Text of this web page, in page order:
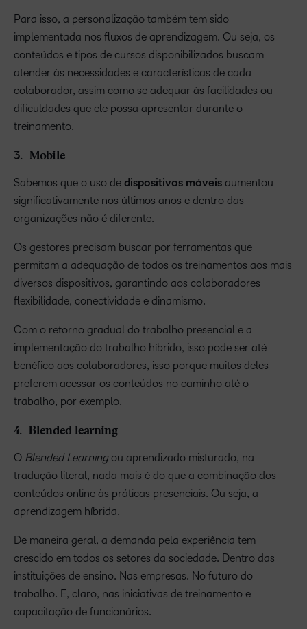
Para isso, a personalização também tem sido
implementada nos fluxos de aprendizagem. Ou seja, os
conteúdos e tipos de cursos disponibilizados buscam
atender às necessidades e características de cada
colaborador, assim como se adequar às facilidades ou
dificuldades que ele possa apresentar durante o
treinamento.
3. Mobile
Sabemos que o uso de dispositivos móveis aumentou
significativamente nos últimos anos e dentro das
organizações não é diferente.
Os gestores precisam buscar por ferramentas que
permitam a adequação de todos os treinamentos aos mais
diversos dispositivos, garantindo aos colaboradores
flexibilidade, conectividade e dinamismo.
Com o retorno gradual do trabalho presencial e a
implementação do trabalho híbrido, isso pode ser até
benéfico aos colaboradores, isso porque muitos deles
preferem acessar os conteúdos no caminho até o
trabalho, por exemplo.
4. Blended learning
O Blended Learning ou aprendizado misturado, na
tradução literal, nada mais é do que a combinação dos
conteúdos online às práticas presenciais. Ou seja, a
aprendizagem híbrida.
De maneira geral, a demanda pela experiência tem
crescido em todos os setores da sociedade. Dentro das
instituições de ensino. Nas empresas. No futuro do
trabalho. E, claro, nas iniciativas de treinamento e
capacitação de funcionários.